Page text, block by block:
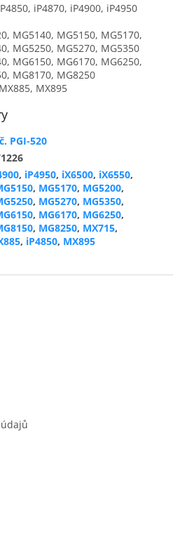
iP4870, iP4900, iP4950
MG5140, MG5150, MG5170,
MG5250, MG5270, MG5350
MG6150, MG6170, MG6250,
MG8170, MG8250
MX895
PGI-520
, iP4950, iX6500, iX6550,
, MG5170, MG5200,
, MG5270, MG5350,
, MG6170, MG6250,
, MG8250, MX715,
, iP4850, MX895